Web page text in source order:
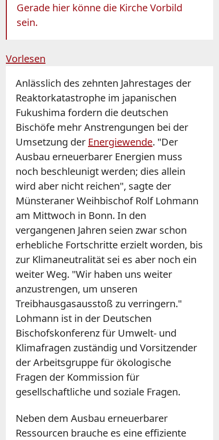
Gerade hier könne die Kirche Vorbild
sein.
Vorlesen
Anlässlich des zehnten Jahrestages der
Reaktorkatastrophe im japanischen
Fukushima fordern die deutschen
Bischöfe mehr Anstrengungen bei der
Umsetzung der Energiewende. "Der
Ausbau erneuerbarer Energien muss
noch beschleunigt werden; dies allein
wird aber nicht reichen", sagte der
Münsteraner Weihbischof Rolf Lohmann
am Mittwoch in Bonn. In den
vergangenen Jahren seien zwar schon
erhebliche Fortschritte erzielt worden, bis
zur Klimaneutralität sei es aber noch ein
weiter Weg. "Wir haben uns weiter
anzustrengen, um unseren
Treibhausgasausstoß zu verringern."
Lohmann ist in der Deutschen
Bischofskonferenz für Umwelt- und
Klimafragen zuständig und Vorsitzender
der Arbeitsgruppe für ökologische
Fragen der Kommission für
gesellschaftliche und soziale Fragen.
Neben dem Ausbau erneuerbarer
Ressourcen brauche es eine effiziente